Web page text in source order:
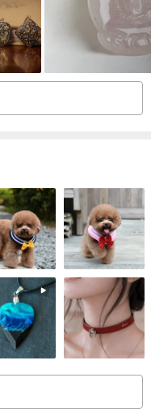
requires 7–10 working
one cannot be 100%
a defect.
the product within 3
will take 5 to 7 days
please send us a